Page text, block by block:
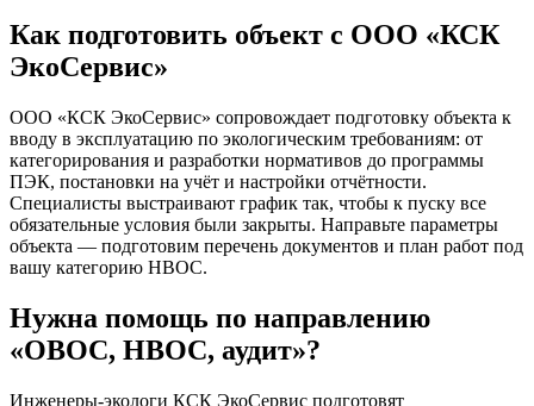
Как подготовить объект с ООО «КСК
ЭкоСервис»
ООО «КСК ЭкоСервис» сопровождает подготовку объекта к
вводу в эксплуатацию по экологическим требованиям: от
категорирования и разработки нормативов до программы
ПЭК, постановки на учёт и настройки отчётности.
Специалисты выстраивают график так, чтобы к пуску все
обязательные условия были закрыты. Направьте параметры
объекта — подготовим перечень документов и план работ под
вашу категорию НВОС.
Нужна помощь по направлению
«ОВОС, НВОС, аудит»?
Инженеры-экологи КСК ЭкоСервис подготовят